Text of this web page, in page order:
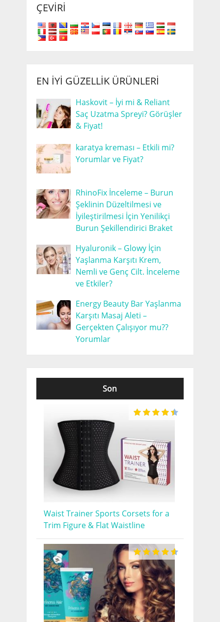
ÇEVIRI
EN İYI GÜZELLIK ÜRÜNLERI
Haskovit – İyi mi & Reliant
Saç Uzatma Spreyi? Görüşler
& Fiyat!
karatya kreması – Etkili mi?
Yorumlar ve Fiyat?
RhinoFix İnceleme – Burun
Şeklinin Düzeltilmesi ve
İyileştirilmesi İçin Yenilikçi
Burun Şekillendirici Braket
Hyaluronik – Glowy İçin
Yaşlanma Karşıtı Krem,
Nemli ve Genç Cilt. İnceleme
ve Etkiler?
Energy Beauty Bar Yaşlanma
Karşıtı Masaj Aleti –
Gerçekten Çalışıyor mu??
Yorumlar
Son
Waist Trainer Sports Corsets for a
Trim Figure & Flat Waistline